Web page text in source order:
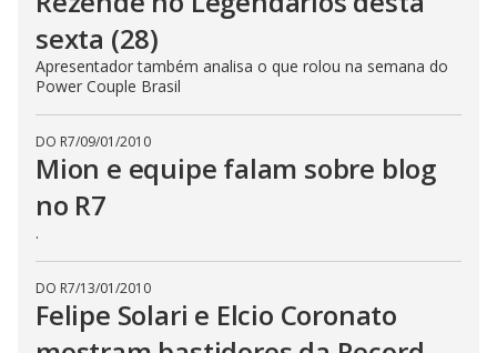
sexta (28)
Apresentador também analisa o que rolou na semana do
Power Couple Brasil
DO R7/09/01/2010
Mion e equipe falam sobre blog
no R7
.
DO R7/13/01/2010
Felipe Solari e Elcio Coronato